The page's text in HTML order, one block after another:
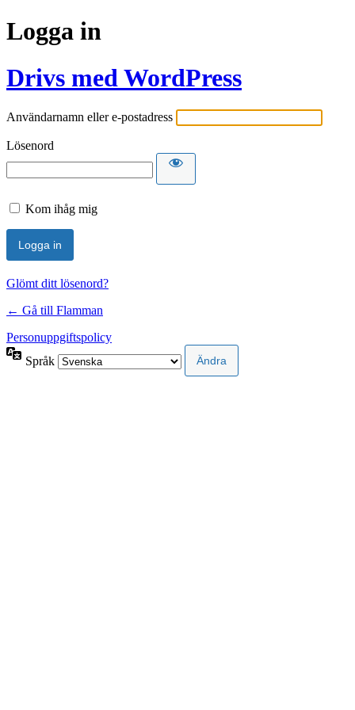
Logga in
Drivs med WordPress
Användarnamn eller e-postadress
Lösenord
Kom ihåg mig
Glömt ditt lösenord?
← Gå till Flamman
Personuppgiftspolicy
Språk